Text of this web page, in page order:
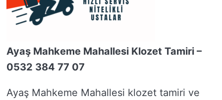
Ayaş Mahkeme Mahallesi Klozet Tamiri –
0532 384 77 07
Ayaş Mahkeme Mahallesi klozet tamiri ve